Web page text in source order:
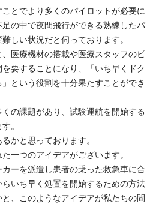
とでより多くのパイロットが必要に
の中で夜間飛行ができる熟練したパ
しい状況だと伺っております。
医療機材の搭載や医療スタッフのピ
要することになり、「いち早くドク
という役割を十分果たすことができ
の課題があり、試験運航を開始する
。
かと思っております。
一つのアイデアがございます。
ーを派遣し患者の乗った救急車に合
いち早く処置を開始するための方法
、このようなアイデアが私たちの間